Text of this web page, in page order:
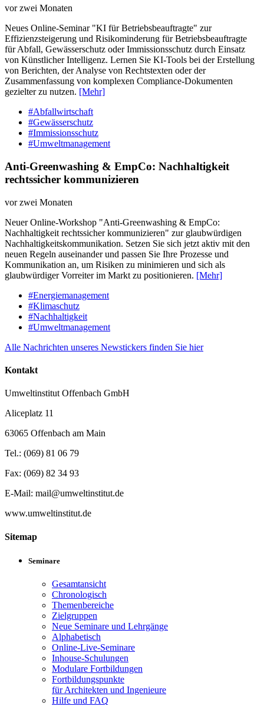
vor zwei Monaten
Neues Online-Seminar "KI für Betriebsbeauftragte" zur
Effizienzsteigerung und Risikominderung für Betriebsbeauftragte
für Abfall, Gewässerschutz oder Immissionsschutz durch Einsatz
von Künstlicher Intelligenz. Lernen Sie KI-Tools bei der Erstellung
von Berichten, der Analyse von Rechtstexten oder der
Zusammenfassung von komplexen Compliance-Dokumenten
gezielter zu nutzen. [Mehr]
#Abfallwirtschaft
#Gewässerschutz
#Immissionsschutz
#Umweltmanagement
Anti-Greenwashing & EmpCo: Nachhaltigkeit
rechtssicher kommunizieren
vor zwei Monaten
Neuer Online-Workshop "Anti-Greenwashing & EmpCo:
Nachhaltigkeit rechtssicher kommunizieren" zur glaubwürdigen
Nachhaltigkeitskommunikation. Setzen Sie sich jetzt aktiv mit den
neuen Regeln auseinander und passen Sie Ihre Prozesse und
Kommunikation an, um Risiken zu minimieren und sich als
glaubwürdiger Vorreiter im Markt zu positionieren. [Mehr]
#Energiemanagement
#Klimaschutz
#Nachhaltigkeit
#Umweltmanagement
Alle Nachrichten unseres Newstickers finden Sie hier
Kontakt
Umweltinstitut Offenbach GmbH
Aliceplatz 11
63065 Offenbach am Main
Tel.: (069) 81 06 79
Fax: (069) 82 34 93
E-Mail: mail@umweltinstitut.de
www.umweltinstitut.de
Sitemap
Seminare
Gesamtansicht
Chronologisch
Themenbereiche
Zielgruppen
Neue Seminare und Lehrgänge
Alphabetisch
Online-Live-Seminare
Inhouse-Schulungen
Modulare Fortbildungen
Fortbildungspunkte
für Architekten und Ingenieure
Hilfe und FAQ